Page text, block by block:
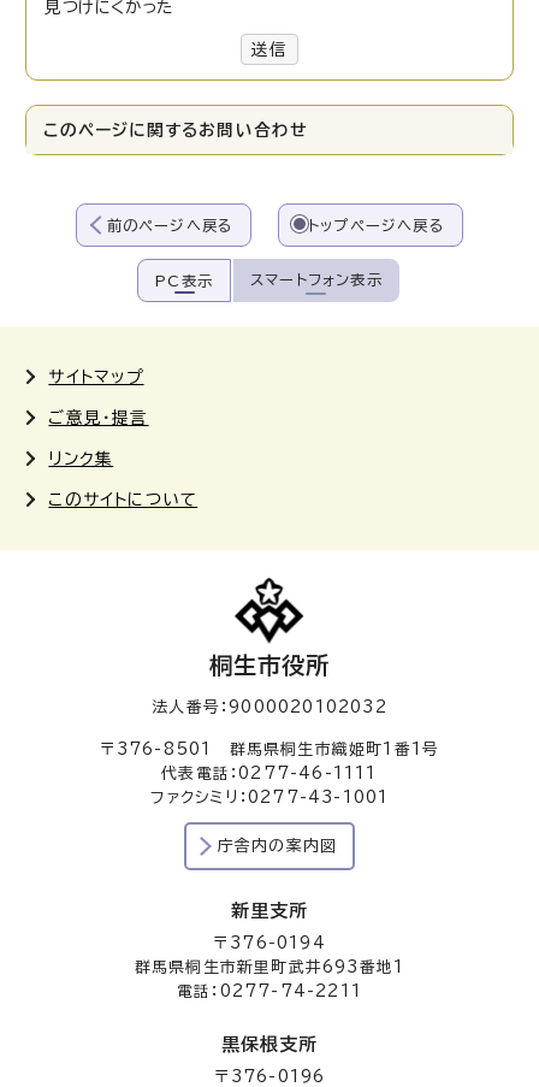
見つけにくかった
送信
このページに関する お問い合わせ
前のページへ戻る トップページへ戻る
PC表示 スマートフォン表示
サイトマップ
ご意見・提言
リンク集
このサイトについて
桐生市役所
法人番号：9000020102032
〒376-8501 群馬県桐生市織姫町1番1号
代表電話：0277-46-1111
ファクシミリ：0277-43-1001
庁舎内の案内図
新里支所
〒376-0194
群馬県桐生市新里町武井693番地1
電話：0277-74-2211
黒保根支所
〒376-0196